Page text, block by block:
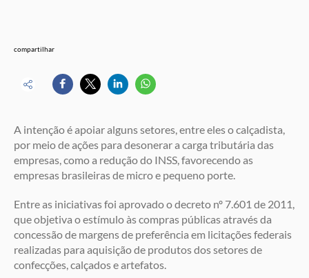
compartilhar
A intenção é apoiar alguns setores, entre eles o calçadista,
por meio de ações para desonerar a carga tributária das
empresas, como a redução do INSS, favorecendo as
empresas brasileiras de micro e pequeno porte.
Entre as iniciativas foi aprovado o decreto nº 7.601 de 2011,
que objetiva o estímulo às compras públicas através da
concessão de margens de preferência em licitações federais
realizadas para aquisição de produtos dos setores de
confecções, calçados e artefatos.